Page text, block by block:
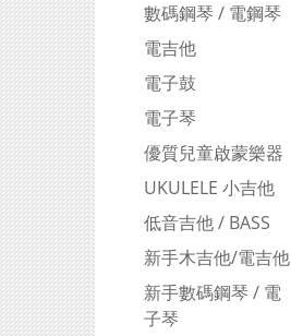
數碼鋼琴 / 電鋼琴
電吉他
電子鼓
電子琴
優質兒童啟蒙樂器
UKULELE 小吉他
低音吉他 / BASS
新手木吉他/電吉他
新手數碼鋼琴 / 電
子琴